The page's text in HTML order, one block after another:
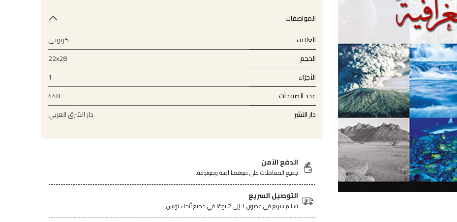
المواصفات
الغلاف
كرتوني
الحجم
22x28
الأجزاء
1
عدد الصفحات
448
دار النشر
دار الشرق العربي
الدفع الآمن
جميع المعاملات على موقعنا آمنة وموثوقة.
التوصيل السريع
تسليم سريع في غضون 1 إلى 2 يومًا في جميع أنحاء تونس.